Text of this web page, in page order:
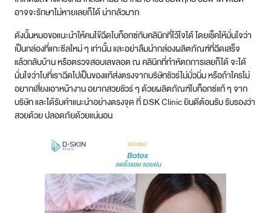
อาจจะรักษาไม่หายเลยก็ได้ น่ากลัวมาก
ดังนั้นหมอขอแนะนำให้คนไข้ฉีดโบท็อกซ์กับคลินิกที่ไว้ใจได้ โดยเช็คให้มั่นใจว่า
เป็นกล่องที่แกะซีลใหม่ ๆ เท่านั้น และอย่าลืมนำกล่องผลิตภัณฑ์ที่ฉีดเสร็จ
แล้วกลับบ้าน หรือตรวจสอบเลขลอต ณ คลินิกที่ทำหัตถการเลยก็ได้ จะได้
มั่นใจว่าโบที่เราฉีดไปเป็นของแท้ส่งตรงจากบริษัทชัวร์ไม่มั่วนิ่ม หรือถ้าใครไม่
อยากเสี่ยงเอาหน้างาน อยากสวยชัวร์ ๆ ด้วยผลิตภัณฑ์โบท็อกซ์แท้ ๆ จาก
บริษัท และได้รับคำแนะนำอย่างตรงจุด ที่ DSK Clinic ยินดีต้อนรับ รับรองว่า
สวยด้วย ปลอดภัยด้วยแน่นอน